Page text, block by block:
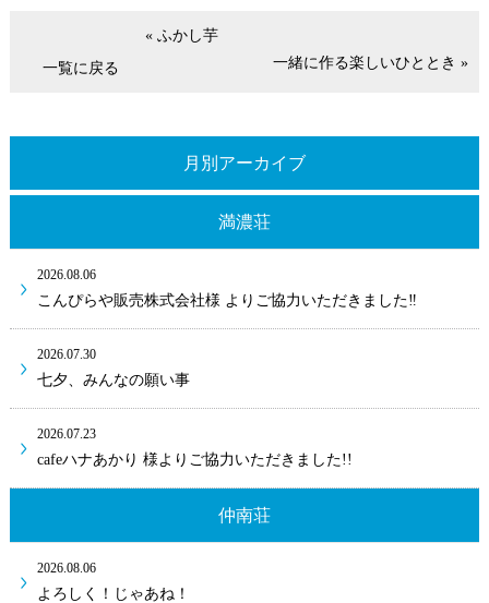
« ふかし芋
一緒に作る楽しいひととき »
一覧に戻る
月別アーカイブ
満濃荘
2026.08.06
こんぴらや販売株式会社様 よりご協力いただきました‼
2026.07.30
七夕、みんなの願い事
2026.07.23
cafeハナあかり 様よりご協力いただきました!!
仲南荘
2026.08.06
よろしく！じゃあね！